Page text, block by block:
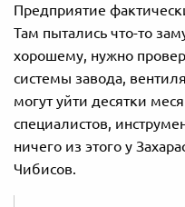
Предприятие
Там пытались что-то
хорошему, нужно
системы завода,
могут уйти десятки
специалистов,
ничего из этого у
Чибисов.